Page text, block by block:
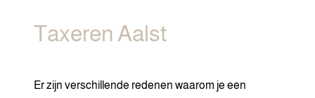
Taxeren Aalst
Er zijn verschillende redenen waarom je een